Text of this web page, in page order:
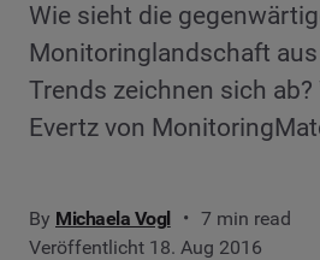
Wie sieht die
Monitoringlandschaft
Trends zeichnen sich ab?
Evertz von
By Michaela Vogl
7 min read
Veröffentlicht 18. Aug 2016